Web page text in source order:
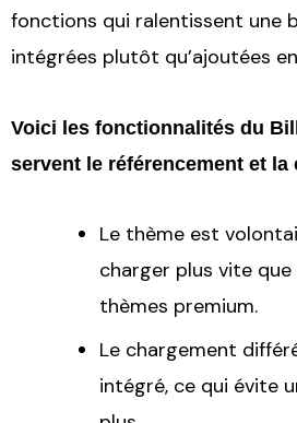
fonctions qui ralentissent une
intégrées plutôt qu’ajoutées
Voici les fonctionnalités du
servent le référencement et la
Le thème est
charger plus vite que
thèmes premium.
Le chargement
intégré, ce qui évite